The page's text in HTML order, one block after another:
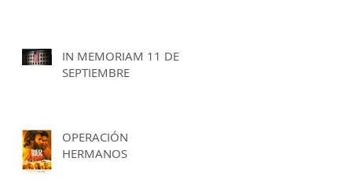
IN MEMORIAM 11 DE
SEPTIEMBRE
OPERACIÓN
HERMANOS